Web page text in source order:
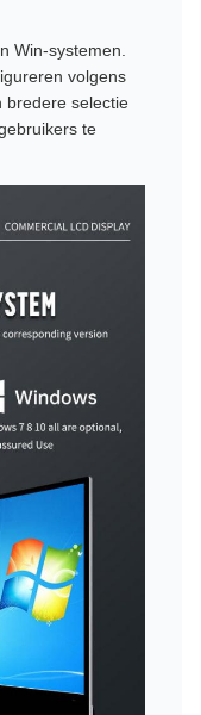
Win-systemen.
volgens
bredere selectie
te